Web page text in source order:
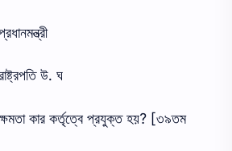
উ. ঘ
ক্ষমতা কার কর্তৃত্বে প্রযুক্ত হয়? [৩৯তম